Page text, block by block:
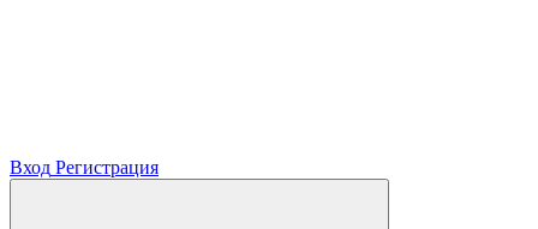
Вход Регистрация